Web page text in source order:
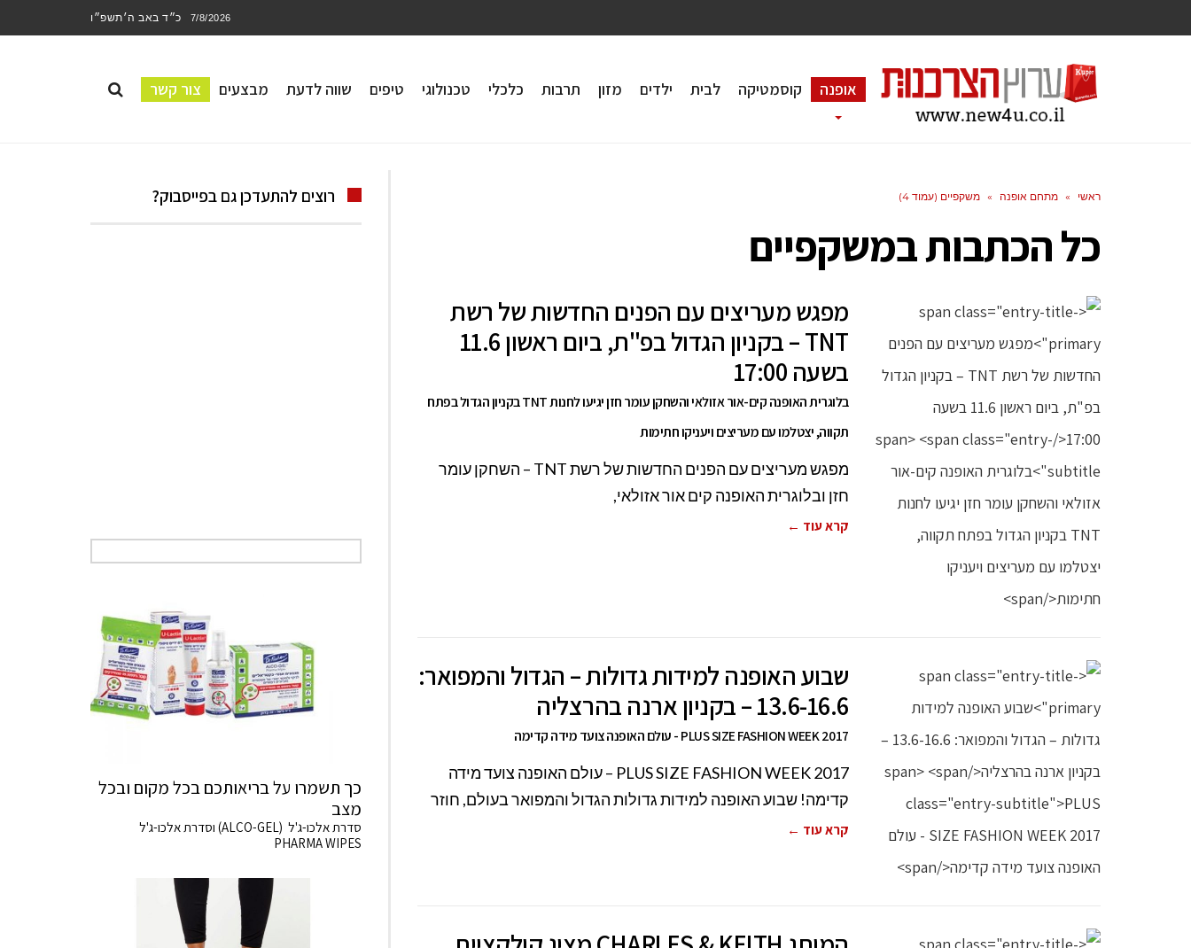
7/8/2026 כ״ד באב ה׳תשפ״ו
אופנה קוסמטיקה לבית ילדים מזון תרבות כלכלי טכנולוגי טיפים שווה לדעת מבצעים צור קשר
ראשי » מתחם אופנה » משקפיים (עמוד 4)
כל הכתבות במשקפיים
מפגש מעריצים עם הפנים החדשות של רשת
TNT – בקניון הגדול בפ"ת, ביום ראשון 11.6
בשעה 17:00
בלוגרית האופנה קים-אור אזולאי והשחקן עומר חזן יגיעו לחנות TNT בקניון הגדול בפתח
תקווה, יצטלמו עם מעריצים ויעניקו חתימות
מפגש מעריצים עם הפנים החדשות של רשת TNT – השחקן עומר
חזן ובלוגרית האופנה קים אור אזולאי,
קרא עוד ←
שבוע האופנה למידות גדולות – הגדול והמפואר:
13.6-16.6 – בקניון ארנה בהרצליה
PLUS SIZE FASHION WEEK 2017 - עולם האופנה צועד מידה קדימה
PLUS SIZE FASHION WEEK 2017 – עולם האופנה צועד מידה
קדימה! שבוע האופנה למידות גדולות הגדול והמפואר בעולם, חוזר
קרא עוד ←
רוצים להתעדכן גם בפייסבוק?
כך תשמרו על בריאותכם בכל מקום ובכל
מצב
סדרת אלכו-ג'ל (ALCO-GEL) וסדרת אלכו-ג'ל
PHARMA WIPES